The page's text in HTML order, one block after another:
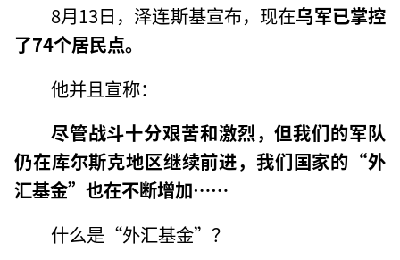
8月13日，泽连斯基宣布，现在乌军已掌控
了74个居民点。
他并且宣称：
尽管战斗十分艰苦和激烈，但我们的军队
仍在库尔斯克地区继续前进，我们国家的“外
汇基金”也在不断增加……
什么是“外汇基金”？